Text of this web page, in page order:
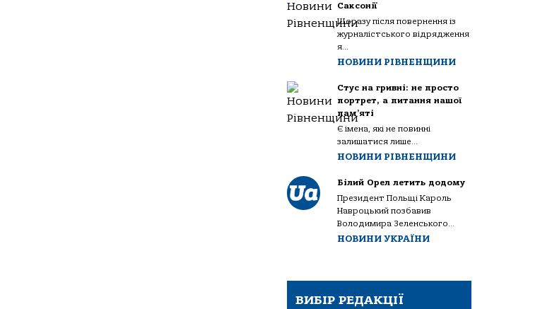
Саксонії
Щоразу після повернення із
журналістського відрядження
я...
НОВИНИ РІВНЕНЩИНИ
Стус на гривні: не просто
портрет, а питання нашої
пам’яті
Є імена, які не повинні
залишатися лише...
НОВИНИ РІВНЕНЩИНИ
Білий Орел летить додому
Президент Польщі Кароль
Навроцький позбавив
Володимира Зеленського...
НОВИНИ УКРАЇНИ
ВИБІР РЕДАКЦІЇ